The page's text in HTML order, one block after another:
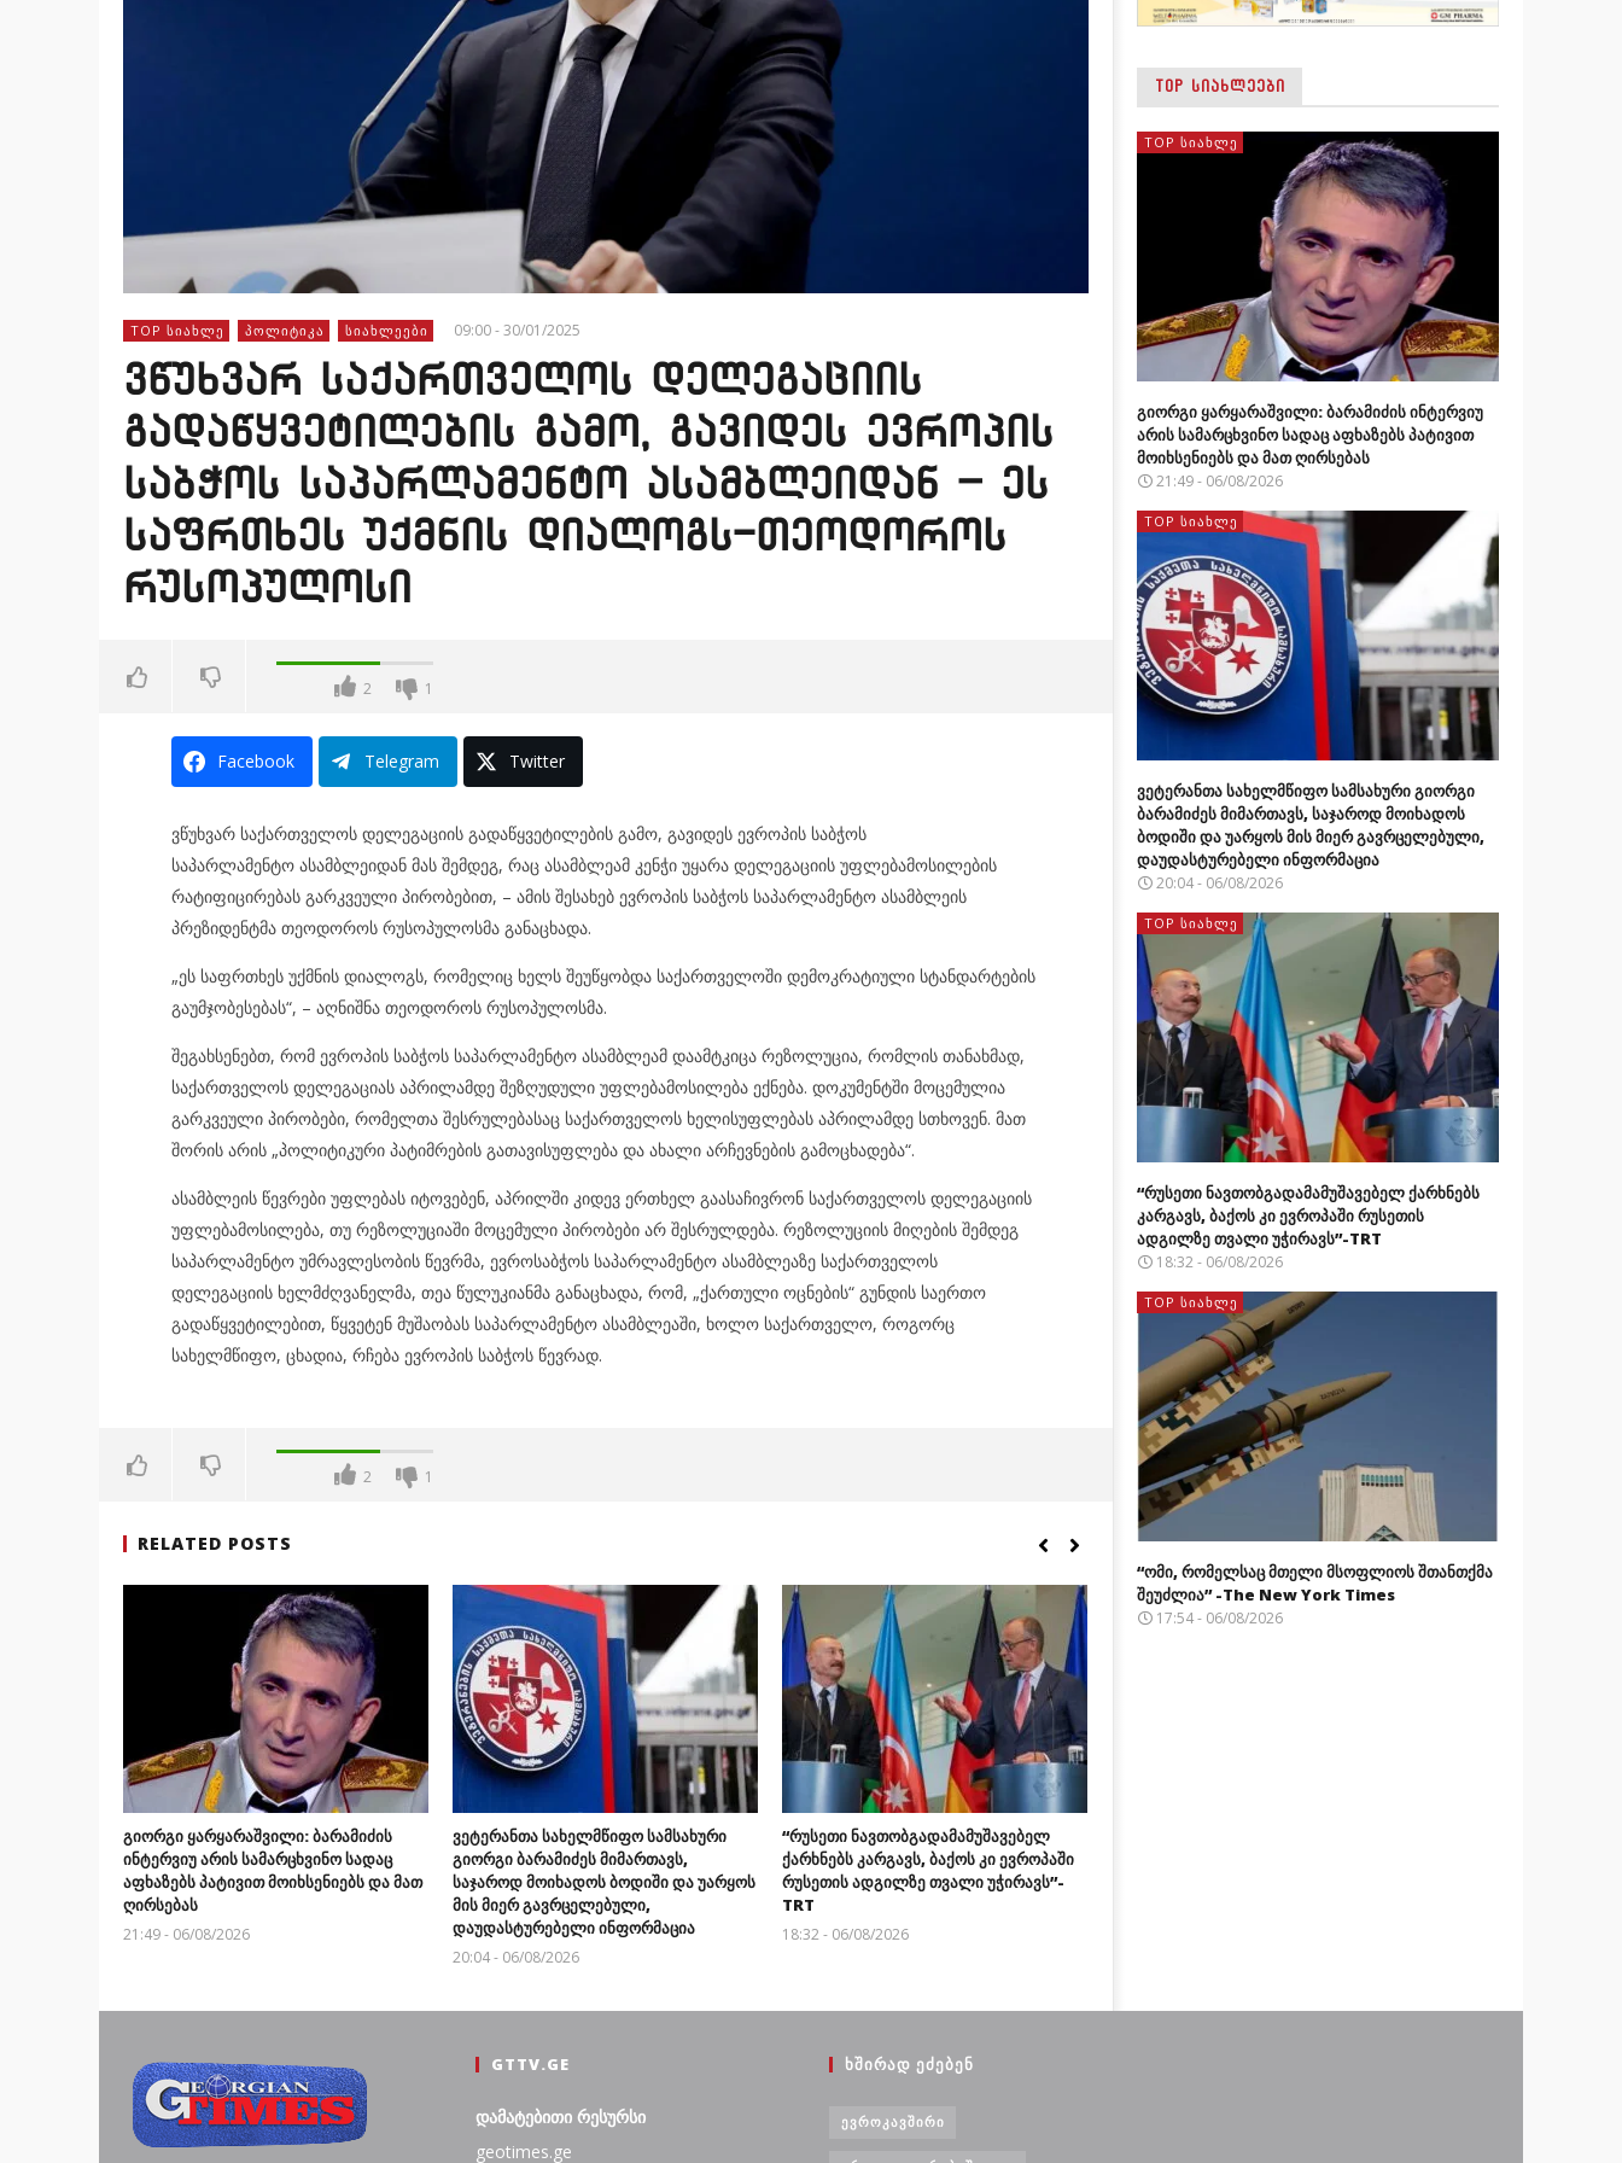
TOP ᲡᲘᲐᲮᲚᲔ ᲞᲝᲚᲘᲢᲘᲙᲐ ᲡᲘᲐᲮᲚᲔᲔᲑᲘ 09:00 - 30/01/2025
ვწუხვარ საქართველოს დელეგაციის
გადაწყვეტილების გამო, გავიდეს ევროპის
საბჭოს საპარლამენტო ასამბლეიდან – ეს
საფრთხეს უქმნის დიალოგს-თეოდოროს
რუსოპულოსი
2 1
Facebook Telegram Twitter
ვწუხვარ საქართველოს დელეგაციის გადაწყვეტილების გამო, გავიდეს ევროპის საბჭოს
საპარლამენტო ასამბლეიდან მას შემდეგ, რაც ასამბლეამ კენჭი უყარა დელეგაციის უფლებამოსილების
რატიფიცირებას გარკვეული პირობებით, – ამის შესახებ ევროპის საბჭოს საპარლამენტო ასამბლეის
პრეზიდენტმა თეოდოროს რუსოპულოსმა განაცხადა.
„ეს საფრთხეს უქმნის დიალოგს, რომელიც ხელს შეუწყობდა საქართველოში დემოკრატიული სტანდარტების
გაუმჯობესებას“, – აღნიშნა თეოდოროს რუსოპულოსმა.
შეგახსენებთ, რომ ევროპის საბჭოს საპარლამენტო ასამბლეამ დაამტკიცა რეზოლუცია, რომლის თანახმად,
საქართველოს დელეგაციას აპრილამდე შეზღუდული უფლებამოსილება ექნება. დოკუმენტში მოცემულია
გარკვეული პირობები, რომელთა შესრულებასაც საქართველოს ხელისუფლებას აპრილამდე სთხოვენ. მათ
შორის არის „პოლიტიკური პატიმრების გათავისუფლება და ახალი არჩევნების გამოცხადება“.
ასამბლეის წევრები უფლებას იტოვებენ, აპრილში კიდევ ერთხელ გაასაჩივრონ საქართველოს დელეგაციის
უფლებამოსილება, თუ რეზოლუციაში მოცემული პირობები არ შესრულდება. რეზოლუციის მიღების შემდეგ
საპარლამენტო უმრავლესობის წევრმა, ევროსაბჭოს საპარლამენტო ასამბლეაზე საქართველოს
დელეგაციის ხელმძღვანელმა, თეა წულუკიანმა განაცხადა, რომ, „ქართული ოცნების“ გუნდის საერთო
გადაწყვეტილებით, წყვეტენ მუშაობას საპარლამენტო ასამბლეაში, ხოლო საქართველო, როგორც
სახელმწიფო, ცხადია, რჩება ევროპის საბჭოს წევრად.
2 1
RELATED POSTS
გიორგი ყარყარაშვილი: ბარამიძის
ინტერვიუ არის სამარცხვინო სადაც
აფხაზებს პატივით მოიხსენიებს და მათ
ღირსებას
21:49 - 06/08/2026
ვეტერანთა სახელმწიფო სამსახური
გიორგი ბარამიძეს მიმართავს,
საჯაროდ მოიხადოს ბოდიში და უარყოს
მის მიერ გავრცელებული,
დაუდასტურებელი ინფორმაცია
20:04 - 06/08/2026
“რუსეთი ნავთობგადამამუშავებელ
ქარხნებს კარგავს, ბაქოს კი ევროპაში
რუსეთის ადგილზე თვალი უჭირავს”-
TRT
18:32 - 06/08/2026
TOP ᲡᲘᲐᲮᲚᲔᲔᲑᲘ
TOP ᲡᲘᲐᲮᲚᲔ
გიორგი ყარყარაშვილი: ბარამიძის ინტერვიუ
არის სამარცხვინო სადაც აფხაზებს პატივით
მოიხსენიებს და მათ ღირსებას
21:49 - 06/08/2026
TOP ᲡᲘᲐᲮᲚᲔ
ვეტერანთა სახელმწიფო სამსახური გიორგი
ბარამიძეს მიმართავს, საჯაროდ მოიხადოს
ბოდიში და უარყოს მის მიერ გავრცელებული,
დაუდასტურებელი ინფორმაცია
20:04 - 06/08/2026
TOP ᲡᲘᲐᲮᲚᲔ
“რუსეთი ნავთობგადამამუშავებელ ქარხნებს
კარგავს, ბაქოს კი ევროპაში რუსეთის
ადგილზე თვალი უჭირავს”-TRT
18:32 - 06/08/2026
TOP ᲡᲘᲐᲮᲚᲔ
“ომი, რომელსაც მთელი მსოფლიოს შთანთქმა
შეუძლია” -The New York Times
17:54 - 06/08/2026
GTTV.GE
დამატებითი რესურსი
geotimes.ge
ᲮᲨᲘᲠᲐᲓ ᲔᲫᲔᲑᲔᲜ
ᲔᲕᲠᲝᲙᲐᲕᲨᲘᲠᲘ